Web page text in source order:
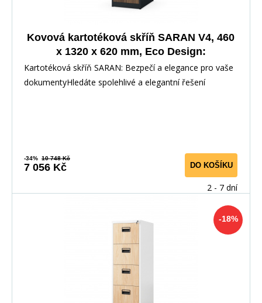
Kovová kartotéková skříň SARAN V4, 460
x 1320 x 620 mm, Eco Design:
antracitová/ořech
Kartotéková skříň SARAN: Bezpečí a elegance pro vaše
dokumentyHledáte spolehlivé a elegantní řešení
-34% 10 748 Kč
7 056 Kč DO KOŠÍKU
2 - 7 dní
-18%